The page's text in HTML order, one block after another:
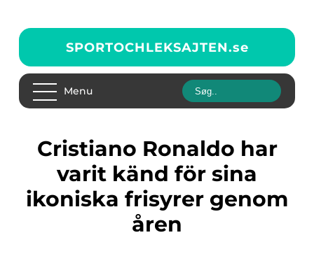
SPORTOCHLEKSAJTEN.se
Menu
Cristiano Ronaldo har
varit känd för sina
ikoniska frisyrer genom
åren